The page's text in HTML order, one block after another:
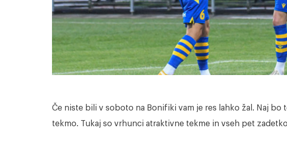
Če niste bili v soboto na Bonifiki vam je res lahko žal. Naj bo
tekmo. Tukaj so vrhunci atraktivne tekme in vseh pet